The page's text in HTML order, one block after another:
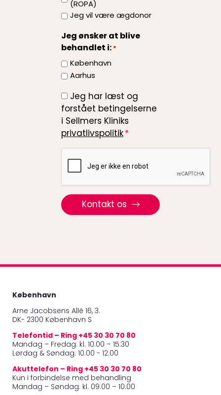
(ROPA)
Jeg vil være ægdonor
Jeg ønsker at blive
behandlet i: *
København
Aarhus
Jeg har læst og
forstået betingelserne
i Sellmers Kliniks
privatlivspolitik
Kontakt os
København
Arne Jacobsens Allé 16, 3.
DK- 2300 København S
Telefontid – Ring +45 30 30 70 80
Mandag – Fredag: kl. 10.00 – 15:30
Lørdag & Søndag: 10.00 - 12.00
Akuttelefon – Ring +45 30 30 70 80
Kun i forbindelse med behandling
Mandag – Søndag: kl. 09.00 – 10.00